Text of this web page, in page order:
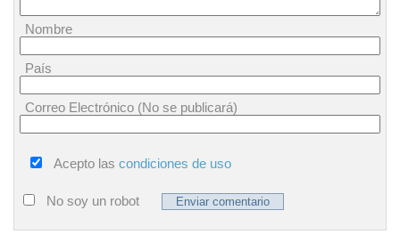
Nombre
País
Correo Electrónico (No se publicará)
Acepto las condiciones de uso
No soy un robot